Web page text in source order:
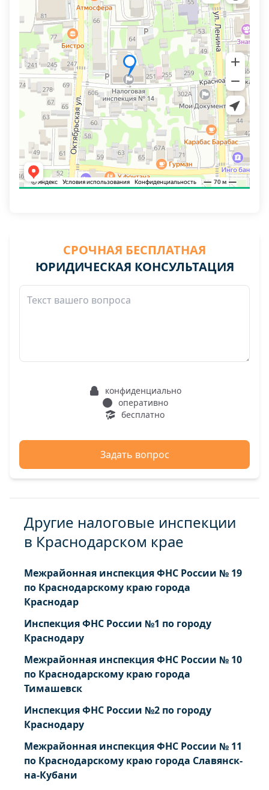
СРОЧНАЯ БЕСПЛАТНАЯ
ЮРИДИЧЕСКАЯ КОНСУЛЬТАЦИЯ
конфиденциально
оперативно
бесплатно
Задать вопрос
Другие налоговые инспекции
в Краснодарском крае
Межрайонная инспекция ФНС России № 19
по Краснодарскому краю города
Краснодар
Инспекция ФНС России №1 по городу
Краснодару
Межрайонная инспекция ФНС России № 10
по Краснодарскому краю города
Тимашевск
Инспекция ФНС России №2 по городу
Краснодару
Межрайонная инспекция ФНС России № 11
по Краснодарскому краю города Славянск-
на-Кубани